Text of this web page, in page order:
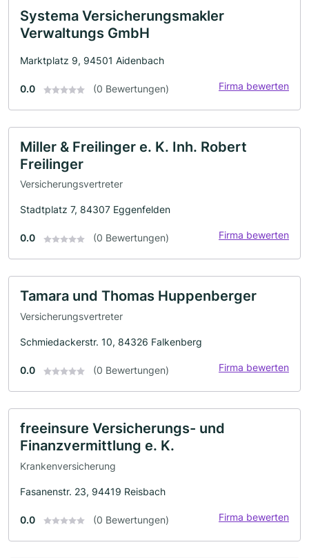
Systema Versicherungsmakler
Verwaltungs GmbH
Marktplatz 9, 94501 Aidenbach
0.0 (0 Bewertungen) Firma bewerten
Miller & Freilinger e. K. Inh. Robert
Freilinger
Versicherungsvertreter
Stadtplatz 7, 84307 Eggenfelden
0.0 (0 Bewertungen) Firma bewerten
Tamara und Thomas Huppenberger
Versicherungsvertreter
Schmiedackerstr. 10, 84326 Falkenberg
0.0 (0 Bewertungen) Firma bewerten
freeinsure Versicherungs- und
Finanzvermittlung e. K.
Krankenversicherung
Fasanenstr. 23, 94419 Reisbach
0.0 (0 Bewertungen) Firma bewerten